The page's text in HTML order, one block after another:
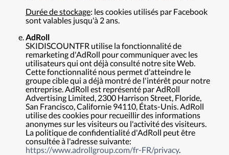
Durée de stockage: les cookies utilisés par Facebook
sont valables jusqu'à 2 ans.
AdRoll
SKIDISCOUNTFR utilise la fonctionnalité de
remarketing d'AdRoll pour communiquer avec les
utilisateurs qui ont déjà consulté notre site Web.
Cette fonctionnalité nous permet d'atteindre le
groupe cible qui a déjà montré de l'intérêt pour notre
entreprise. AdRoll est représenté par AdRoll
Advertising Limited, 2300 Harrison Street, Floride,
San Francisco, Californie 94110, États-Unis. AdRoll
utilise des cookies pour recueillir des informations
anonymes sur les visiteurs ou l'activité des visiteurs.
La politique de confidentialité d'AdRoll peut être
consultée à l'adresse suivante:
https://www.adrollgroup.com/fr-FR/privacy.